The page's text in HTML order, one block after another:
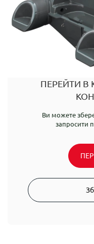
ПЕРЕЙТИ
Ви можете
запросити